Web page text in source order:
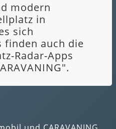
modern
in
sich
finden auch die
Radar-Apps